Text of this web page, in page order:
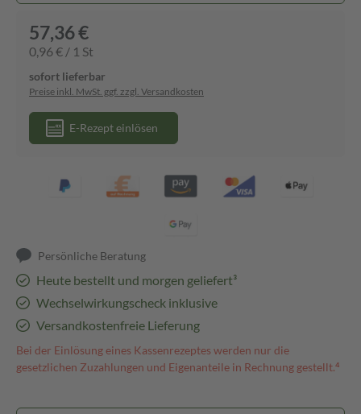
57,36 €
0,96 € / 1 St
sofort lieferbar
Preise inkl. MwSt. ggf. zzgl. Versandkosten
E-Rezept einlösen
Persönliche Beratung
Heute bestellt und morgen geliefert³
Wechselwirkungscheck inklusive
Versandkostenfreie Lieferung
Bei der Einlösung eines Kassenrezeptes werden nur die
gesetzlichen Zuzahlungen und Eigenanteile in Rechnung gestellt.⁴